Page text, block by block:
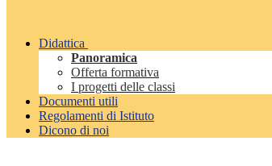
Didattica
Panoramica
Offerta formativa
I progetti delle classi
Documenti utili
Regolamenti di Istituto
Dicono di noi